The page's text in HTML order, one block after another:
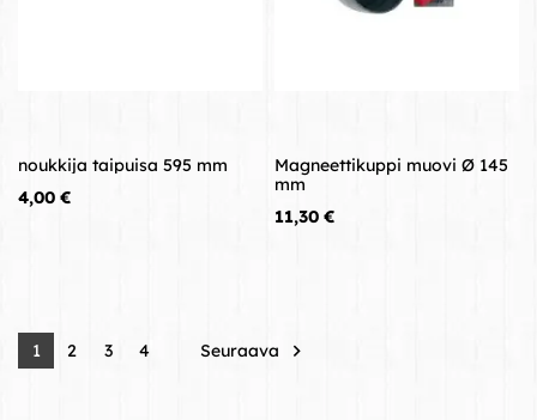
noukkija taipuisa 595 mm
Hinta
4,00 €
Magneettikuppi muovi Ø 145
mm
Hinta
11,30 €
1 2 3 4 Seuraava 